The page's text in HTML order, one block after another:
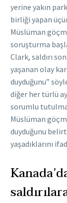
yerine yakın
birliği yapan
Müslüman
soruşturma
Clark, saldırı
yaşanan olay
duyduğunu”
diğer her türlü
sorumlu
Müslüman
duyduğunu
yaşadıklarını